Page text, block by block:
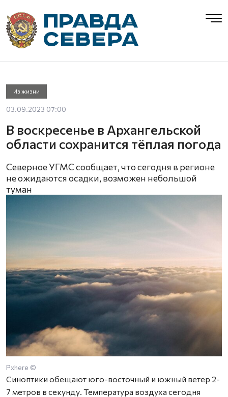
Из жизни
03.09.2023 07:00
В воскресенье в Архангельской
области сохранится тёплая погода
Северное УГМС сообщает, что сегодня в регионе
не ожидаются осадки, возможен небольшой
туман
Pxhere ©
Синоптики обещают юго-восточный и южный ветер 2-
7 метров в секунду. Температура воздуха сегодня